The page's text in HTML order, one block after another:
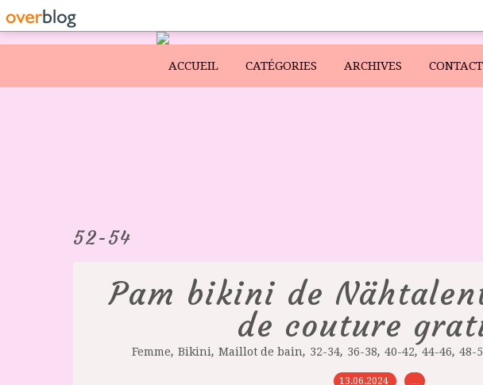
ACCUEIL CATÉGORIES ARCHIVES CONTACT
52-54
Pam bikini de
de couture
Femme, Bikini, Maillot de bain, 32-34, 36-38, 40-42, 44-46, 48-
13.06.2024 …